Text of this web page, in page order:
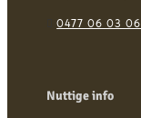
0477 06 03 06
Nuttige info